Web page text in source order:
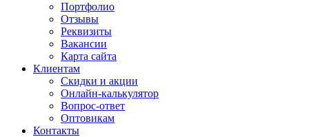
Портфолио
Отзывы
Реквизиты
Вакансии
Карта сайта
Клиентам
Скидки и акции
Онлайн-калькулятор
Вопрос-ответ
Оптовикам
Контакты